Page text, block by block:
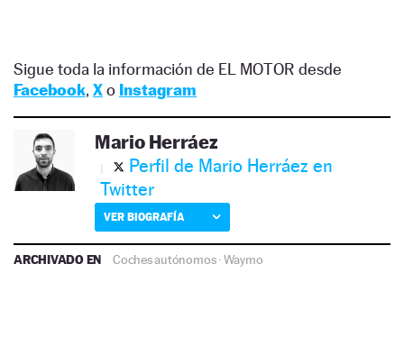
Sigue toda la información de EL MOTOR desde
Facebook, Xo Instagram
Mario Herráez
Perfil de Mario Herráez en
Twitter
VER BIOGRAFÍA
ARCHIVADO EN Coches autónomos·Waymo